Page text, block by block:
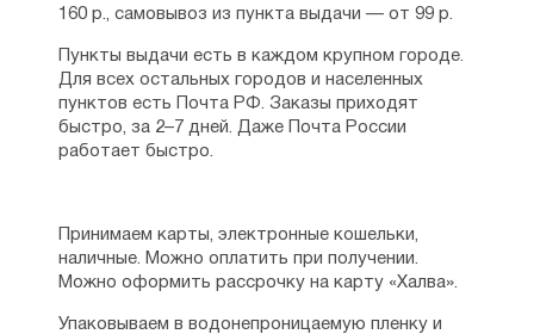
160 р., самовывоз из пункта выдачи — от 99 р.
Пункты выдачи есть в каждом крупном городе.
Для всех остальных городов и населенных
пунктов есть Почта РФ. Заказы приходят
быстро, за 2–7 дней. Даже Почта России
работает быстро.
Принимаем карты, электронные кошельки,
наличные. Можно оплатить при получении.
Можно оформить рассрочку на карту «Халва».
Упаковываем в водонепроницаемую пленку и